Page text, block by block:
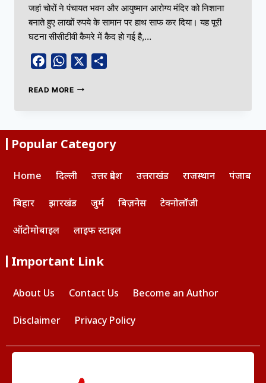
जहां चोरों ने पंचायत भवन और आयुष्मान आरोग्य मंदिर को निशाना
बनाते हुए लाखों रुपये के सामान पर हाथ साफ कर दिया। यह पूरी
घटना सीसीटीवी कैमरे में कैद हो गई है,…
FacebookWhatsApp
READ MORE
Popular Category
Home दिल्ली उत्तर प्रदेश उत्तराखंड राजस्थान पंजाब
बिहार झारखंड जुर्म बिज़नेस टेक्नोलॉजी
ऑटोमोबाइल लाइफ स्टाइल
Important Link
About Us Contact Us Become an Author
Disclaimer Privacy Policy